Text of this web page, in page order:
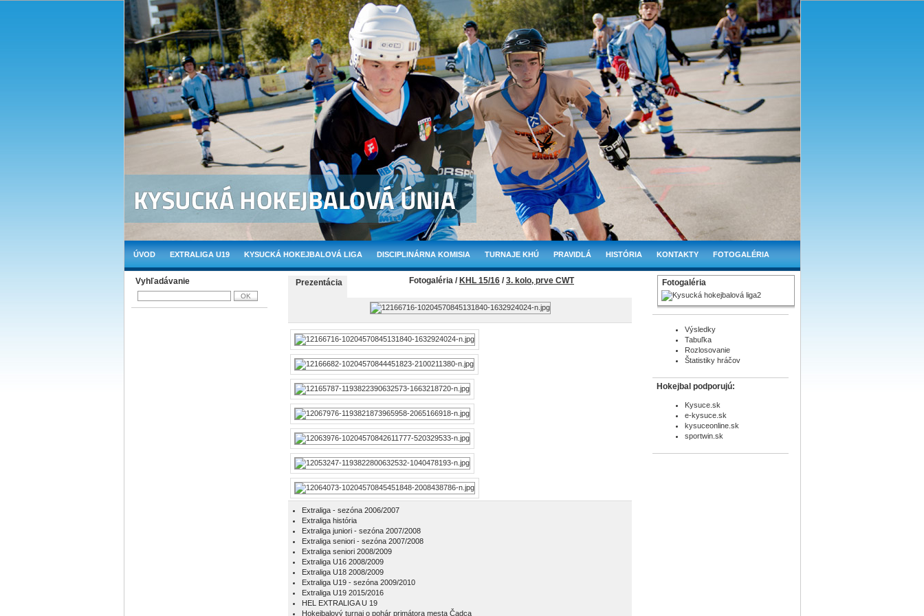
ÚVOD EXTRALIGA U19 KYSUCKÁ HOKEJBALOVÁ LIGA DISCIPLINÁRNA KOMISIA TURNAJE KHÚ PRAVIDLÁ HISTÓRIA KONTAKTY FOTOGALÉRIA
Vyhľadávanie Prezentácia Fotogaléria / KHL 15/16 /3. kolo, prve CWT
Extraliga - sezóna 2006/2007
Extraliga história
Extraliga juniori - sezóna 2007/2008
Extraliga seniori - sezóna 2007/2008
Extraliga seniori 2008/2009
Extraliga U16 2008/2009
Extraliga U18 2008/2009
Extraliga U19 - sezóna 2009/2010
Extraliga U19 2015/2016
HEL EXTRALIGA U 19
Hokejbalový turnaj o pohár primátora mesta Čadca
Fotogaléria
Výsledky
Tabuľka
Rozlosovanie
Štatistiky hráčov
Hokejbal podporujú:
Kysuce.sk
e-kysuce.sk
kysuceonline.sk
sportwin.sk